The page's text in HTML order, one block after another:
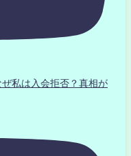
私は入会拒否？真相が